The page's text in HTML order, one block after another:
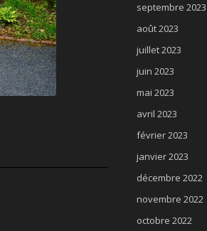
septembre 2023
août 2023
juillet 2023
juin 2023
mai 2023
avril 2023
février 2023
janvier 2023
décembre 2022
novembre 2022
octobre 2022